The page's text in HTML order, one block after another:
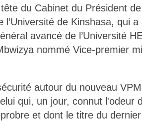
du Cabinet du Président
l’Université de Kinshasa, qui
avancé de l’Université
nommé Vice-premier
autour du nouveau
qui, un jour, connut l'odeur
et dont le titre du